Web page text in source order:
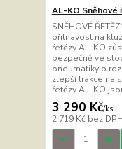
AL-KO Sněhové
SNĚHOVÉ
přilnavost na
řetězy AL-KO
bezpečně ve
pneumatiky o
zlepší trakce na
řetězy AL-KO
3 290 Kč/ks
2 719 Kč bez DPH